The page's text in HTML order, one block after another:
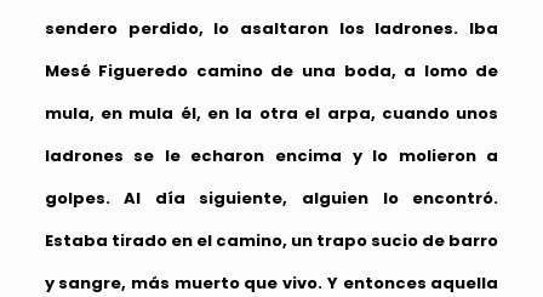
sendero perdido, lo asaltaron los ladrones. Iba
Mesé Figueredo camino de una boda, a lomo de
mula, en mula él, en la otra el arpa, cuando unos
ladrones se le echaron encima y lo molieron a
golpes. Al día siguiente, alguien lo encontró.
Estaba tirado en el camino, un trapo sucio de barro
y sangre, más muerto que vivo. Y entonces aquella